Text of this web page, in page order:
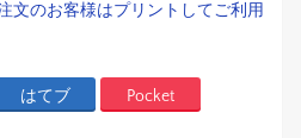
文のお客様はプリントしてご利用
はてブ Pocket